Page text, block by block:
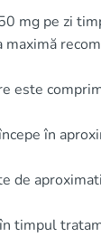
mg pe zi
este
în
de
timpul